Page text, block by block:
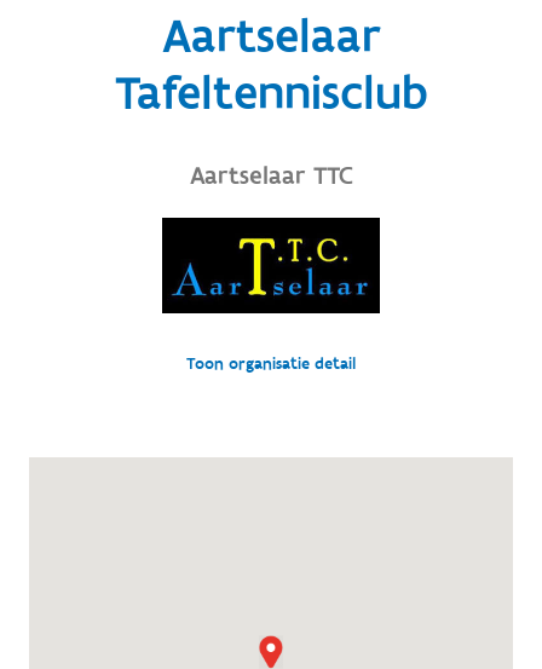
Aartselaar
Tafeltennisclub
Aartselaar TTC
Toon organisatie detail